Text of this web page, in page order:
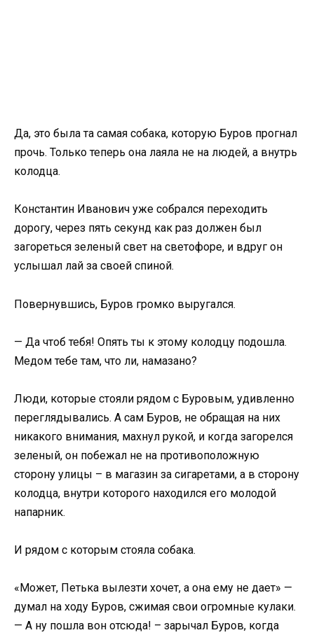
Да, это была та самая собака, которую Буров прогнал
прочь. Только теперь она лаяла не на людей, а внутрь
колодца.
Константин Иванович уже собрался переходить
дорогу, через пять секунд как раз должен был
загореться зеленый свет на светофоре, и вдруг он
услышал лай за своей спиной.
Повернувшись, Буров громко выругался.
— Да чтоб тебя! Опять ты к этому колодцу подошла.
Медом тебе там, что ли, намазано?
Люди, которые стояли рядом с Буровым, удивленно
переглядывались. А сам Буров, не обращая на них
никакого внимания, махнул рукой, и когда загорелся
зеленый, он побежал не на противоположную
сторону улицы – в магазин за сигаретами, а в сторону
колодца, внутри которого находился его молодой
напарник.
И рядом с которым стояла собака.
«Может, Петька вылезти хочет, а она ему не дает» —
думал на ходу Буров, сжимая свои огромные кулаки.
— А ну пошла вон отсюда! – зарычал Буров, когда